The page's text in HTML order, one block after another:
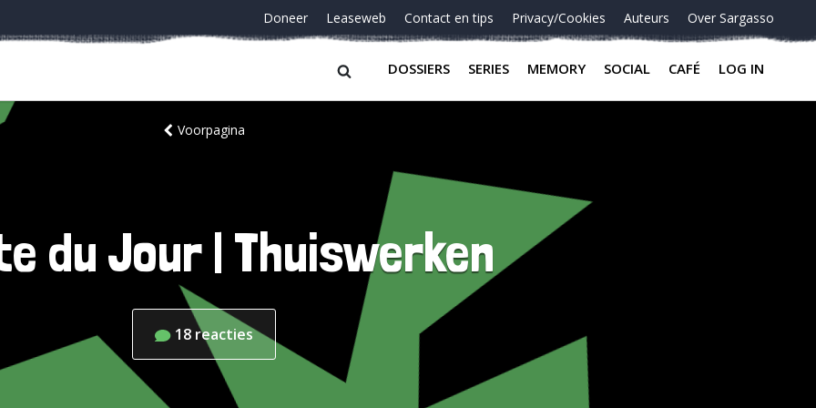
Doneer Leaseweb Contact en tips Privacy/Cookies Auteurs Over Sargasso
DOSSIERS SERIES MEMORY SOCIAL CAFÉ LOG IN
Voorpagina
du Jour | Thuiswerken
18 reacties